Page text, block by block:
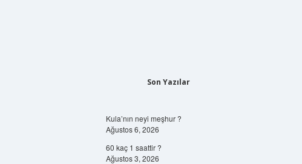
Son Yazılar
Kula’nın neyi meşhur ?
Ağustos 6, 2026
60 kaç 1 saattir ?
Ağustos 3, 2026